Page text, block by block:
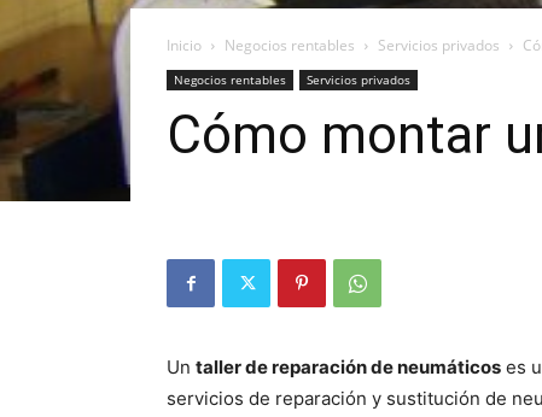
Inicio Negocios rentables Servicios privados
Negocios rentables Servicios privados
Cómo montar
Un taller de reparación de neumáticos es
servicios de reparación y sustitución de